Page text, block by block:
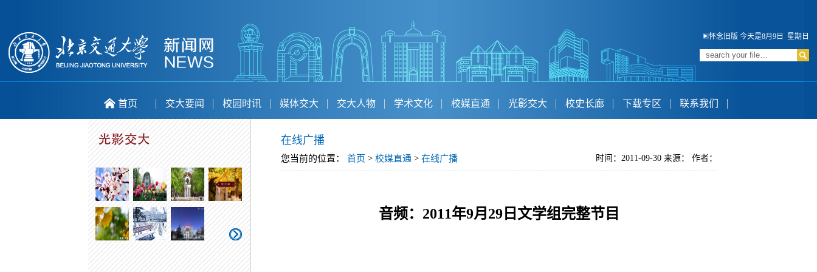
怀念旧版 今天是8月9日 星期日
首页 交大要闻 校园时讯 媒体交大 交大人物 学术文化 校媒直通 光影交大 校史长廊 下载专区 联系我们
喜庆二十大
在线广播
您当前的位置： 首页 > 校媒直通 > 在线广播 时间：2011-09-30 来源： 作者：
音频：2011年9月29日文学组完整节目